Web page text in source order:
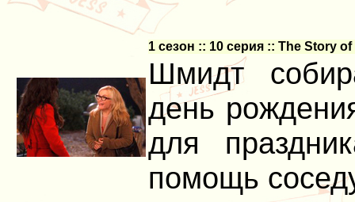
1 сезон :: 10 серия :: The Story
Шмидт
день
для
помощь